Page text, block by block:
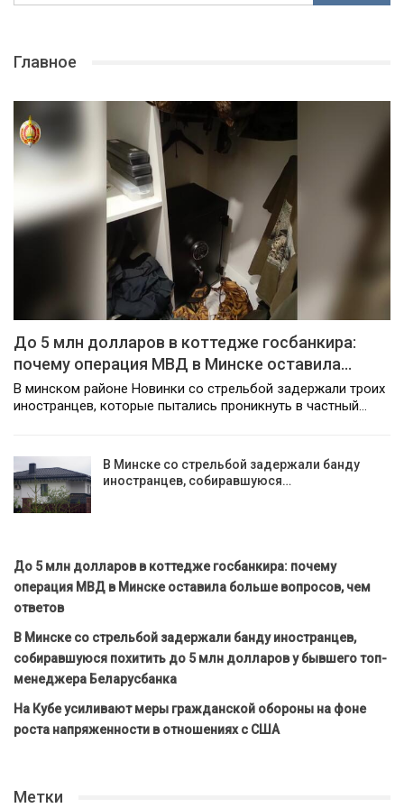
Главное
До 5 млн долларов в коттедже госбанкира:
почему операция МВД в Минске оставила…
В минском районе Новинки со стрельбой задержали троих
иностранцев, которые пытались проникнуть в частный…
В Минске со стрельбой задержали банду
иностранцев, собиравшуюся…
До 5 млн долларов в коттедже госбанкира: почему
операция МВД в Минске оставила больше вопросов, чем
ответов
В Минске со стрельбой задержали банду иностранцев,
собиравшуюся похитить до 5 млн долларов у бывшего топ-
менеджера Беларусбанка
На Кубе усиливают меры гражданской обороны на фоне
роста напряженности в отношениях с США
Метки